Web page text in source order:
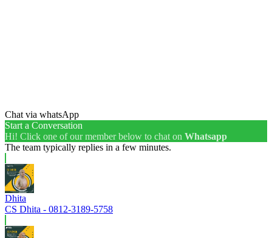
Chat via whatsApp
Start a Conversation
Hi! Click one of our member below to chat on Whatsapp
The team typically replies in a few minutes.
Dhita
CS Dhita - 0812-3189-5758